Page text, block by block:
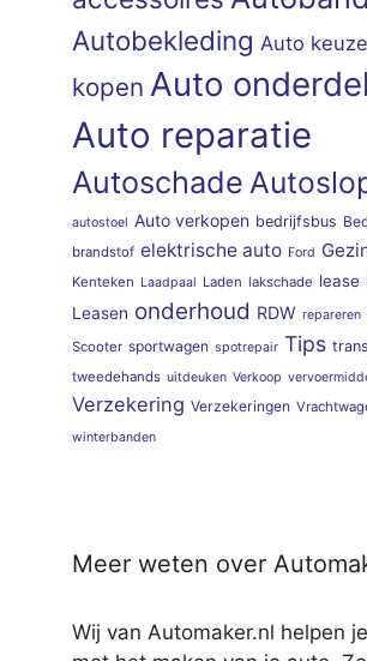
Autobekleding Auto keuze
kopen Auto
Auto reparatie
Autoschade
autostoel Auto verkopen bedrijfsbus
brandstof elektrische auto Ford
Kenteken Laadpaal Laden lakschade lease
Leasen onderhoud RDW repareren
Scooter sportwagen spotrepair Tips
tweedehands uitdeuken Verkoop
Verzekering Verzekeringen
winterbanden
Meer weten over
Wij van Automaker.nl helpen